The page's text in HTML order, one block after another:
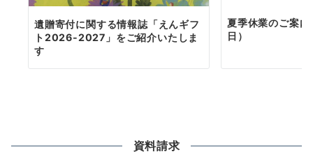
遺贈寄付に関する情報誌「えんギフ
ト2026-2027」をご紹介いたしま
す
夏季休業のご案
日）
資料請求